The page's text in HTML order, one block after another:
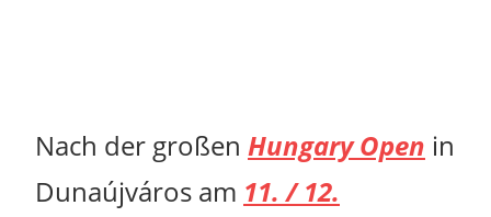
Nach der großen Hungary Open in
Dunaújváros am 11. / 12.